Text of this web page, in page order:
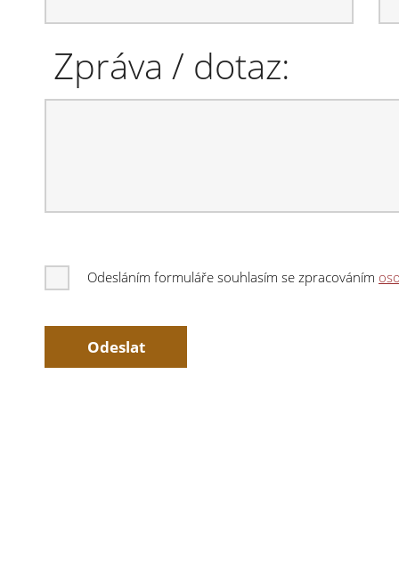
Zpráva / dotaz:
Odesláním formuláře souhlasím se zpracováním